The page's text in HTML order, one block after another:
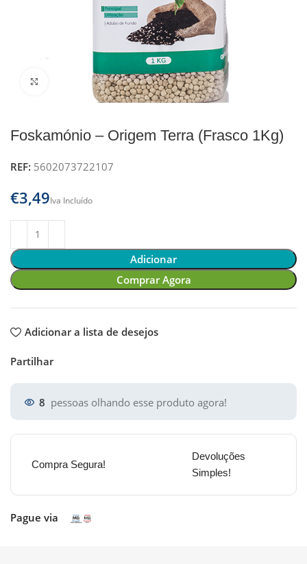
Clique para ampliar
Foskamónio – Origem Terra (Frasco 1Kg)
REF: 5602073722107
€
Adicionar
Comprar Agora
Adicionar a lista de desejos
Partilhar
8 pessoas olhando esse produto agora!
Compra Segura!
Devoluções
Simples!
Pague via